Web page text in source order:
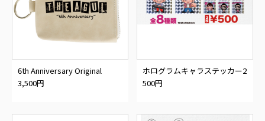
6th Anniversary Original
Wallet
3,500円
ホログラムキャラステッカー2
枚セット
500円